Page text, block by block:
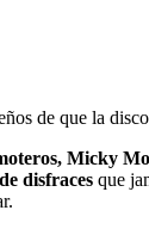
de que la
Micky
disfraces que